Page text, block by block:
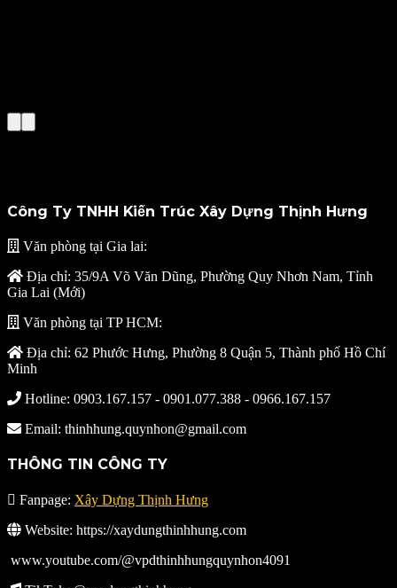
Công Ty TNHH Kiến Trúc Xây Dựng Thịnh Hưng
Văn phòng tại Gia lai:
Địa chỉ: 35/9A Võ Văn Dũng, Phường Quy Nhơn Nam, Tỉnh
Gia Lai (Mới)
Văn phòng tại TP HCM:
Địa chỉ: 62 Phước Hưng, Phường 8 Quận 5, Thành phố Hồ Chí
Minh
Hotline: 0903.167.157 - 0901.077.388 - 0966.167.157
Email: thinhhung.quynhon@gmail.com
THÔNG TIN CÔNG TY
Fanpage: Xây Dựng Thịnh Hưng
Website: https://xaydungthinhhung.com
www.youtube.com/@vpdthinhhungquynhon4091